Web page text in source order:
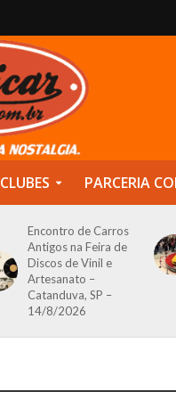
CLUBES PARCERIA
Encontro de Carros
Antigos na Feira de
Discos de Vinil e
Artesanato –
Catanduva, SP –
14/8/2026